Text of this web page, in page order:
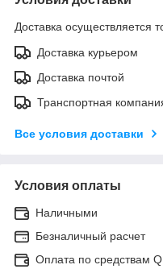
Доставка осуществляется
Доставка курьером
Доставка почтой
Транспортная
Все условия доставки
Условия оплаты
Наличными
Безналичный расчет
Оплата по средствам